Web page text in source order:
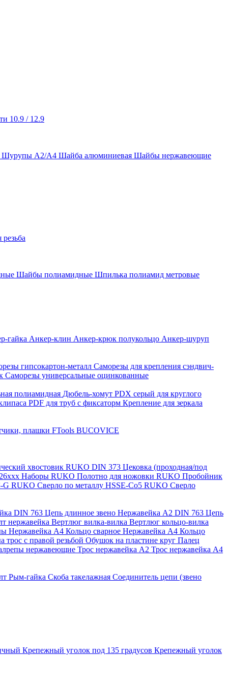
10.9 / 12.9
Шурупы А2/А4 Шайба алюминиевая Шайбы нержавеющие
Шайбы полиамидные Шпилька полиамид метровые
гайка Анкер-клин Анкер-крюк полукольцо Анкер-шуруп
гипсокартон-металл Саморезы для крепления сэндвич-
Саморезы универсальные оцинкованные
полиамидная Дюбель-хомут PDX серый для круглого
PDF для труб с фиксаторм Крепление для зеркала
плашки FTools BUCOVICE
хвостовик RUKO DIN 373 Цековка (проходная/под
Наборы RUKO Полотно для ножовки RUKO Пробойник
G RUKO Сверло по металлу HSSE-Co5 RUKO Сверло
DIN 763 Цепь длинное звено Нержавейка A2 DIN 763 Цепь
нержавейка Вертлюг вилка-вилка Вертлюг кольцо-вилка
Нержавейка А4 Кольцо сварное Нержавейка A4 Кольцо
трос с правой резьбой Обушок на пластине круг Палец
нержавеющие Трос нержавейка А2 Трос нержавейка А4
Рым-гайка Скоба такелажная Соединитель цепи (звено
Крепежный уголок под 135 градусов Крепежный уголок